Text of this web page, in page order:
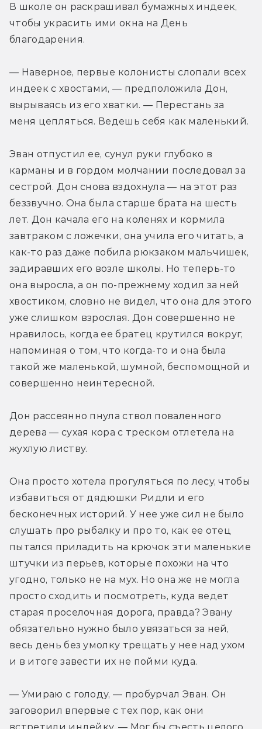
В школе он раскрашивал бумажных индеек,
чтобы украсить ими окна на День
благодарения.
— Наверное, первые колонисты слопали всех
индеек с хвостами, — предположила Дон,
вырываясь из его хватки. — Перестань за
меня цепляться. Ведешь себя как маленький.
Эван отпустил ее, сунул руки глубоко в
карманы и в гордом молчании последовал за
сестрой. Дон снова вздохнула — на этот раз
беззвучно. Она была старше брата на шесть
лет. Дон качала его на коленях и кормила
завтраком с ложечки, она учила его читать, а
как-то раз даже побила рюкзаком мальчишек,
задиравших его возле школы. Но теперь-то
она выросла, а он по-прежнему ходил за ней
хвостиком, словно не видел, что она для этого
уже слишком взрослая. Дон совершенно не
нравилось, когда ее братец крутился вокруг,
напоминая о том, что когда-то и она была
такой же маленькой, шумной, беспомощной и
совершенно неинтересной.
Дон рассеянно пнула ствол поваленного
дерева — сухая кора с треском отлетела на
жухлую листву.
Она просто хотела прогуляться по лесу, чтобы
избавиться от дядюшки Ридли и его
бесконечных историй. У нее уже сил не было
слушать про рыбалку и про то, как ее отец
пытался приладить на крючок эти маленькие
штучки из перьев, которые похожи на что
угодно, только не на мух. Но она же не могла
просто сходить и посмотреть, куда ведет
старая проселочная дорога, правда? Эвану
обязательно нужно было увязаться за ней,
весь день без умолку трещать у нее над ухом
и в итоге завести их не пойми куда.
— Умираю с голоду, — пробурчал Эван. Он
заговорил впервые с тех пор, как они
встретили индейку. — Мог бы съесть целого